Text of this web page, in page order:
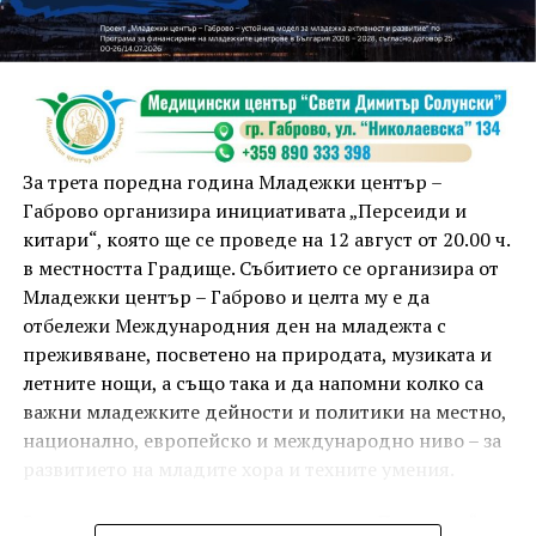
Инструкторката по пилатес и йога Йоанна Петрова
от FitLab ще се погрижи за добрия тонус с групова
тренировка от 19.00 ч., а след това ще има мозъчна
атака с куиз вечер за обща култура. Вечерта ще
приключи с прожекция на новия български
комедиен филм „Брънч за начинаещи“ – в парка,
под звездното дряновско небе.
За трета поредна година Младежки център –
Габрово организира инициативата „Персеиди и
китари“, която ще се проведе на 12 август от 20.00 ч.
в местността Градище. Събитието се организира от
Младежки център – Габрово и целта му е да
отбележи Международния ден на младежта с
преживяване, посветено на природата, музиката и
летните нощи, а също така и да напомни колко са
важни младежките дейности и политики на местно,
национално, европейско и международно ниво – за
Вечерта е в пика на метеорния поток „Персеиди“ –